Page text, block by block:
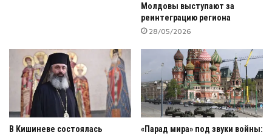
Молдовы выступают за
реинтеграцию региона
28/05/2026
В Кишиневе состоялась
«Парад мира» под звуки войны: